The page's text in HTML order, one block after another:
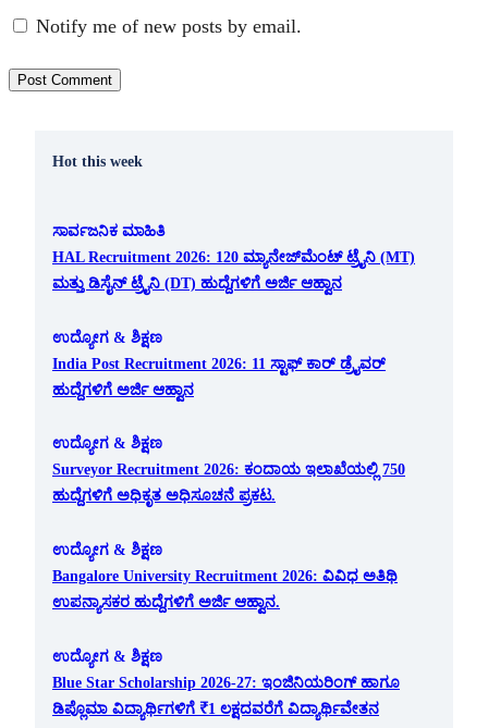
Notify me of new posts by email.
Hot this week
ಸಾರ್ವಜನಿಕ ಮಾಹಿತಿ
HAL Recruitment 2026: 120 ಮ್ಯಾನೇಜ್‌ಮೆಂಟ್ ಟ್ರೈನಿ (MT)
ಮತ್ತು ಡಿಸೈನ್ ಟ್ರೈನಿ (DT) ಹುದ್ದೆಗಳಿಗೆ ಅರ್ಜಿ ಆಹ್ವಾನ
ಉದ್ಯೋಗ & ಶಿಕ್ಷಣ
India Post Recruitment 2026: 11 ಸ್ಟಾಫ್ ಕಾರ್ ಡ್ರೈವರ್
ಹುದ್ದೆಗಳಿಗೆ ಅರ್ಜಿ ಆಹ್ವಾನ
ಉದ್ಯೋಗ & ಶಿಕ್ಷಣ
Surveyor Recruitment 2026: ಕಂದಾಯ ಇಲಾಖೆಯಲ್ಲಿ 750
ಹುದ್ದೆಗಳಿಗೆ ಅಧಿಕೃತ ಅಧಿಸೂಚನೆ ಪ್ರಕಟ.
ಉದ್ಯೋಗ & ಶಿಕ್ಷಣ
Bangalore University Recruitment 2026: ವಿವಿಧ ಅತಿಥಿ
ಉಪನ್ಯಾಸಕರ ಹುದ್ದೆಗಳಿಗೆ ಅರ್ಜಿ ಆಹ್ವಾನ.
ಉದ್ಯೋಗ & ಶಿಕ್ಷಣ
Blue Star Scholarship 2026-27: ಇಂಜಿನಿಯರಿಂಗ್ ಹಾಗೂ
ಡಿಪ್ಲೊಮಾ ವಿದ್ಯಾರ್ಥಿಗಳಿಗೆ ₹1 ಲಕ್ಷದವರೆಗೆ ವಿದ್ಯಾರ್ಥಿವೇತನ